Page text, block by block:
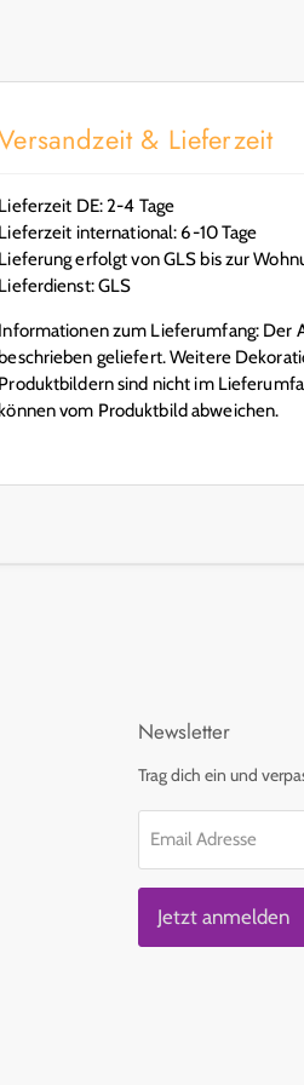
& Lieferzeit
Lieferzeit DE: 2-4 Tage
Lieferzeit international: 6-10 Tage
Lieferung erfolgt von GLS bis zur
Lieferdienst: GLS
Informationen zum Lieferumfang: Der
beschrieben geliefert. Weitere
Produktbildern sind nicht im
können vom Produktbild abweichen.
Newsletter
Trag dich ein und
Email Adresse
Jetzt anmelden